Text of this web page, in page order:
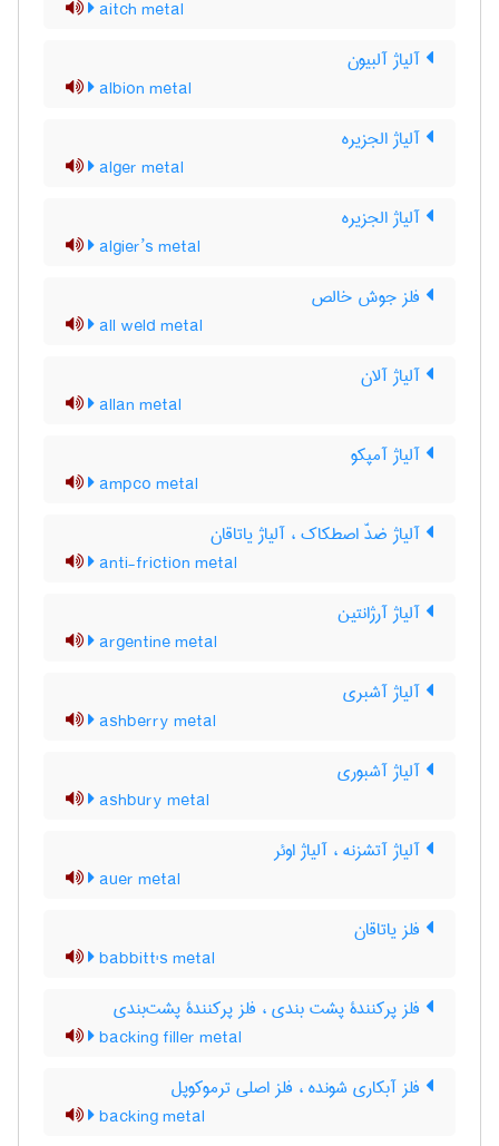
aitch metal
آلیاژ آلبیون
albion metal
آلیاژ الجزیره
alger metal
آلیاژ الجزیره
algier’s metal
فلز جوش خالص
all weld metal
آلیاژ آلان
allan metal
آلیاژ آمپکو
ampco metal
آلیاژ ضدّ اصطکاک ، آلیاژ یاتاقان
anti-friction metal
آلیاژ آرژانتین
argentine metal
آلیاژ آشبری
ashberry metal
آلیاژ آشبوری
ashbury metal
آلیاژ آتشزنه ، آلیاژ اوئر
auer metal
فلز یاتاقان
babbitt's metal
فلز پرکنندۀ پشت بندی ، فلز پرکنندۀ پشت‌بندی
backing filler metal
فلز آبکاری شونده ، فلز اصلی ترموکوپل
backing metal